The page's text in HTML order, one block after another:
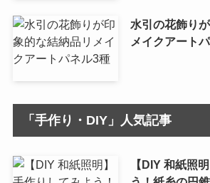
水引の花飾り
メイクアート
「手作り・DIY」人気記事
【DIY 和紙照